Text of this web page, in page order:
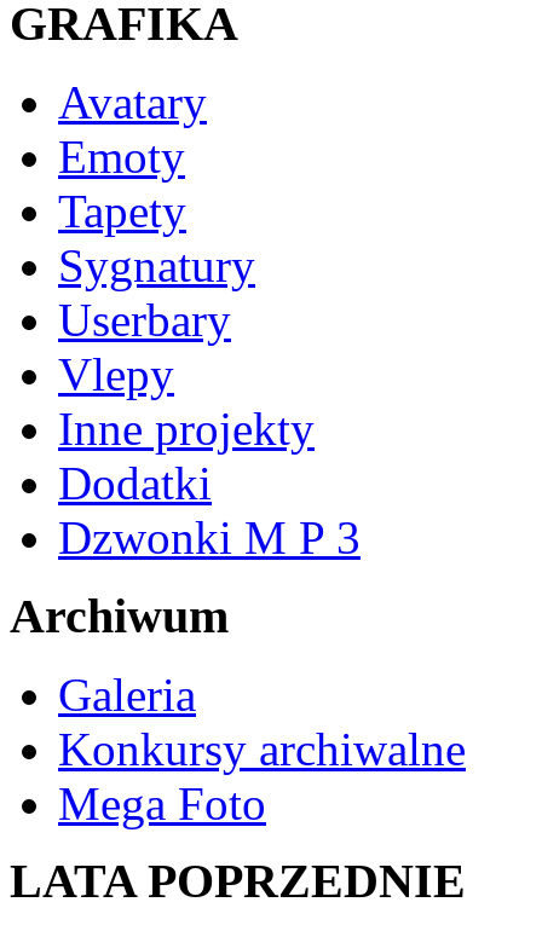
GRAFIKA
Avatary
Emoty
Tapety
Sygnatury
Userbary
Vlepy
Inne projekty
Dodatki
Dzwonki M P 3
Archiwum
Galeria
Konkursy archiwalne
Mega Foto
LATA POPRZEDNIE